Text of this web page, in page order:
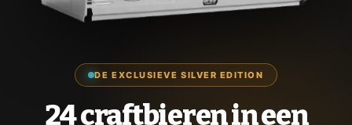
DE EXCLUSIEVE SILVER EDITION
24 craftbieren in een